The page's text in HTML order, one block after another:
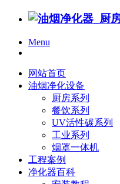
Menu
网站首页
油烟净化设备
厨房系列
餐饮系列
UV活性碳系列
工业系列
烟罩一体机
工程案例
净化器百科